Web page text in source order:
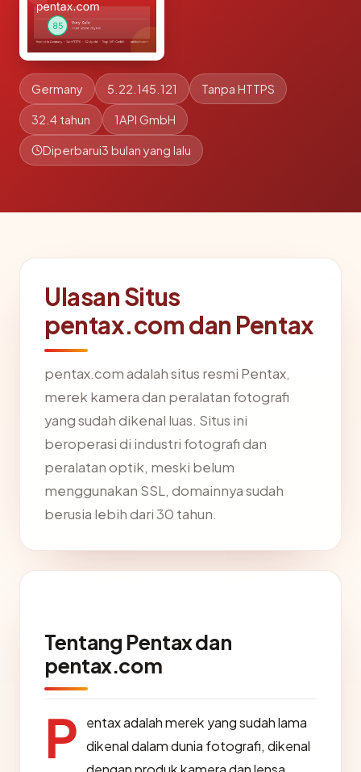
Germany 5.22.145.121 Tanpa HTTPS
32.4 tahun 1API GmbH
Diperbarui3 bulan yang lalu
Ulasan Situs
pentax.com dan Pentax
pentax.com adalah situs resmi Pentax,
merek kamera dan peralatan fotografi
yang sudah dikenal luas. Situs ini
beroperasi di industri fotografi dan
peralatan optik, meski belum
menggunakan SSL, domainnya sudah
berusia lebih dari 30 tahun.
Tentang Pentax dan
pentax.com
P
entax adalah merek yang sudah lama
dikenal dalam dunia fotografi, dikenal